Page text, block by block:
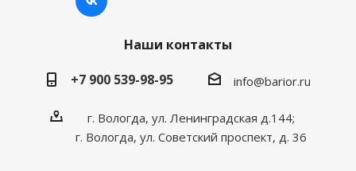
Наши контакты
+7 900 539-98-95
info@barior.ru
г. Вологда, ул. Ленинградская д.144;
г. Вологда, ул. Советский проспект, д. 36